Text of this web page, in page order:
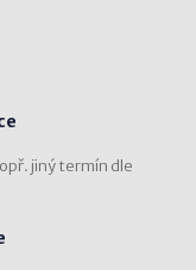
jiný termín dle